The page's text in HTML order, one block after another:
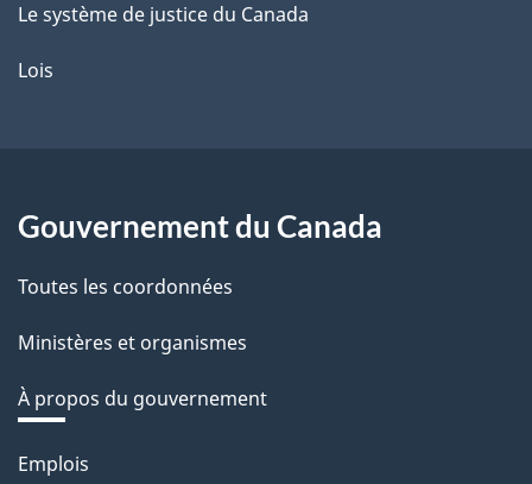
Le système de justice du Canada
Lois
Gouvernement du Canada
Toutes les coordonnées
Ministères et organismes
À propos du gouvernement
Thèmes
Emplois